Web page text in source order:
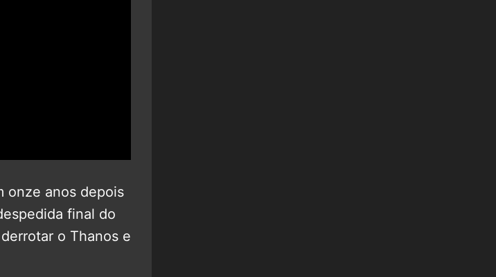
onze anos depois
final do
o Thanos e